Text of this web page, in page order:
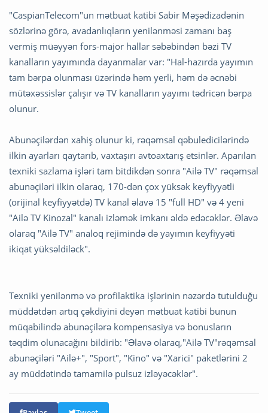
"CaspianTelecom"un mətbuat katibi Sabir Məşədizadənin
sözlərinə görə, avadanlıqların yenilənməsi zamanı baş
vermiş müəyyən fors-major hallar səbəbindən bəzi TV
kanalların yayımında dayanmalar var: "Hal-hazırda yayımın
tam bərpa olunması üzərində həm yerli, həm də əcnəbi
mütəxəssislər çalışır və TV kanalların yayımı tədricən bərpa
olunur.
Abunəçilərdən xahiş olunur ki, rəqəmsal qəbuledicilərində
ilkin ayarları qaytarıb, vaxtaşırı avtoaxtarış etsinlər. Aparılan
texniki sazlama işləri tam bitdikdən sonra "Ailə TV" rəqəmsal
abunəçiləri ilkin olaraq, 170-dən çox yüksək keyfiyyətli
(orijinal keyfiyyətdə) TV kanal əlavə 15 "full HD" və 4 yeni
"Ailə TV Kinozal" kanalı izləmək imkanı əldə edəcəklər. Əlavə
olaraq "Ailə TV" analoq rejimində də yayımın keyfiyyəti
ikiqat yüksəldiləck".
Texniki yenilənmə və profilaktika işlərinin nəzərdə tutulduğu
müddətdən artıq çəkdiyini deyən mətbuat katibi bunun
müqabilində abunəçilərə kompensasiya və bonusların
təqdim olunacağını bildirib: "Əlavə olaraq,"Ailə TV"rəqəmsal
abunəçiləri "Ailə+", "Sport", "Kino" və "Xarici" paketlərini 2
ay müddətində tamamilə pulsuz izləyəcəklər".